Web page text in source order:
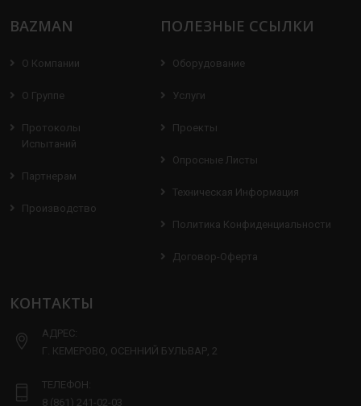
BAZMAN
О Компании
О Группе
Протоколы
Испытаний
Партнерам
Производство
ПОЛЕЗНЫЕ ССЫЛКИ
Оборудование
Услуги
Проекты
Опросные Листы
Техническая Информация
Политика Конфиденциальности
Договор-Оферта
КОНТАКТЫ
АДРЕС:
Г. КЕМЕРОВО, ОСЕННИЙ БУЛЬВАР, 2
ТЕЛЕФОН:
8 (861) 241-02-03